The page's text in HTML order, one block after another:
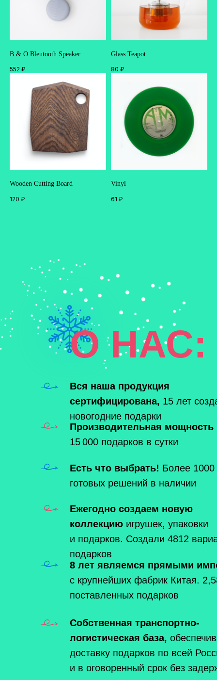
B & O Bleutooth Speaker
552 ₽
Glass Teapot
80 ₽
Wooden Cutting Board
120 ₽
Vinyl
61 ₽
Ежегодно создаем новую
коллекцию игрушек, упаковки
и подарков. Создали 4812
подарков
8 лет являемся прямыми
с крупнейших фабрик Китая.
поставленных подарков
Есть что выбрать! Более 1000
готовых решений в наличии
Производительная мощность
15 000 подарков в сутки
Вся наша продукция
сертифицирована, 15 лет
новогодние подарки
Собственная транспортно-
логистическая база,
доставку подарков по всей
и в оговоренный срок без
О НАС: